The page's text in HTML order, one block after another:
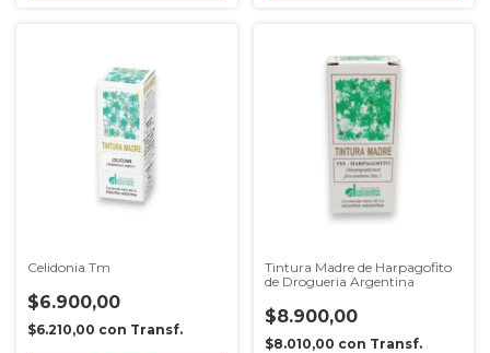
Celidonia Tm
$6.900,00
$6.210,00 con Transf.
Tintura Madre de Harpagofito
de Drogueria Argentina
$8.900,00
$8.010,00 con Transf.